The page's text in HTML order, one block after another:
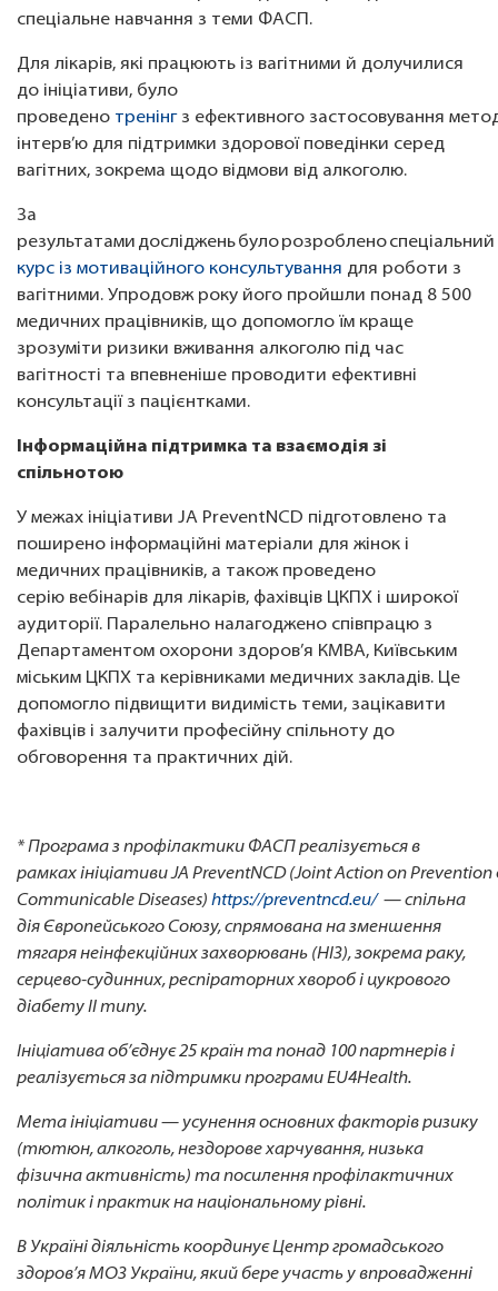
спеціальне навчання з теми ФАСП.
Для лікарів, які працюють із вагітними й долучилися
до ініціативи, було
проведено тренінгз ефективного застосовування
інтерв’ю для підтримки здорової поведінки серед
вагітних, зокрема щодо відмови від алкоголю.
За
результатами досліджень було розроблено спеціальний
курс із мотиваційного консультування для роботи з
вагітними. Упродовж року його пройшли понад 8 500
медичних працівників, що допомогло їм краще
зрозуміти ризики вживання алкоголю під час
вагітності та впевненіше проводити ефективні
консультації з пацієнтками.
Інформаційна підтримка та взаємодія зі
спільнотою
У межах ініціативи JA PreventNCD підготовлено та
поширено інформаційні матеріали для жінок і
медичних працівників, а також проведено
серію вебінарів для лікарів, фахівців ЦКПХ і широкої
аудиторії. Паралельно налагоджено співпрацю з
Департаментом охорони здоров’я КМВА, Київським
міським ЦКПХ та керівниками медичних закладів. Це
допомогло підвищити видимість теми, зацікавити
фахівців і залучити професійну спільноту до
обговорення та практичних дій.
* Програма з профілактики ФАСП реалізується в
рамках ініціативи JA PreventNCD (Joint Action on Prevention
Communicable Diseases) https://preventncd.eu/— спільна
дія Європейського Союзу, спрямована на зменшення
тягаря неінфекційних захворювань (НІЗ), зокрема раку,
серцево-судинних, респіраторних хвороб і цукрового
діабету II типу.
Ініціатива об’єднує 25 країн та понад 100 партнерів і
реалізується за підтримки програми EU4Health.
Мета ініціативи — усунення основних факторів ризику
(тютюн, алкоголь, нездорове харчування, низька
фізична активність) та посилення профілактичних
політик і практик на національному рівні.
В Україні діяльність координує Центр громадського
здоров’я МОЗ України, який бере участь у впровадженні